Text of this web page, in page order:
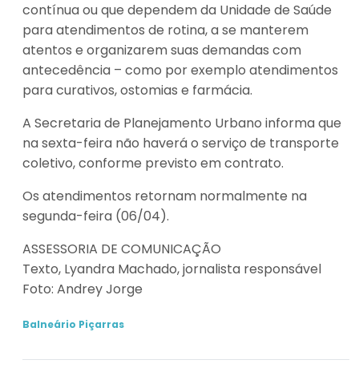
contínua ou que dependem da Unidade de Saúde
para atendimentos de rotina, a se manterem
atentos e organizarem suas demandas com
antecedência – como por exemplo atendimentos
para curativos, ostomias e farmácia.
A Secretaria de Planejamento Urbano informa que
na sexta-feira não haverá o serviço de transporte
coletivo, conforme previsto em contrato.
Os atendimentos retornam normalmente na
segunda-feira (06/04).
ASSESSORIA DE COMUNICAÇÃO
Texto, Lyandra Machado, jornalista responsável
Foto: Andrey Jorge
Balneário Piçarras